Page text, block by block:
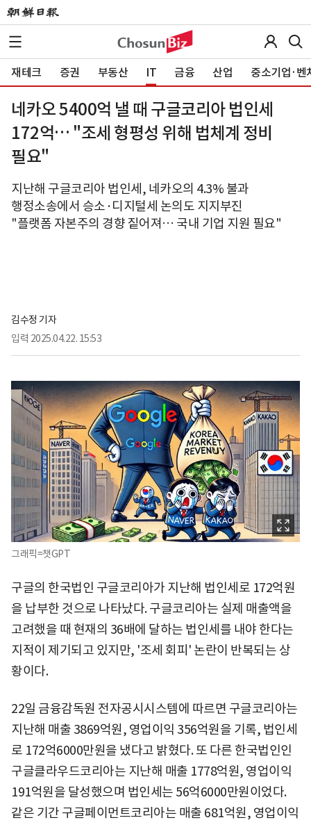
재테크 증권 부동산 IT 금융 산업 중소기업·벤
네카오 5400억 낼 때 구글코리아 법인세
172억… "조세 형평성 위해 법체계 정비
필요"
지난해 구글코리아 법인세, 네카오의 4.3% 불과
행정소송에서 승소·디지털세 논의도 지지부진
"플랫폼 자본주의 경향 짙어져… 국내 기업 지원 필요"
김수정 기자
입력 2025.04.22. 15:53
그래픽=챗GPT
구글의 한국법인 구글코리아가 지난해 법인세로 172억원
을 납부한 것으로 나타났다. 구글코리아는 실제 매출액을
고려했을 때 현재의 36배에 달하는 법인세를 내야 한다는
지적이 제기되고 있지만, '조세 회피' 논란이 반복되는 상
황이다.
22일 금융감독원 전자공시시스템에 따르면 구글코리아는
지난해 매출 3869억원, 영업이익 356억원을 기록, 법인세
로 172억6000만원을 냈다고 밝혔다. 또 다른 한국법인인
구글클라우드코리아는 지난해 매출 1778억원, 영업이익
191억원을 달성했으며 법인세는 56억6000만원이었다.
같은 기간 구글페이먼트코리아는 매출 681억원, 영업이익